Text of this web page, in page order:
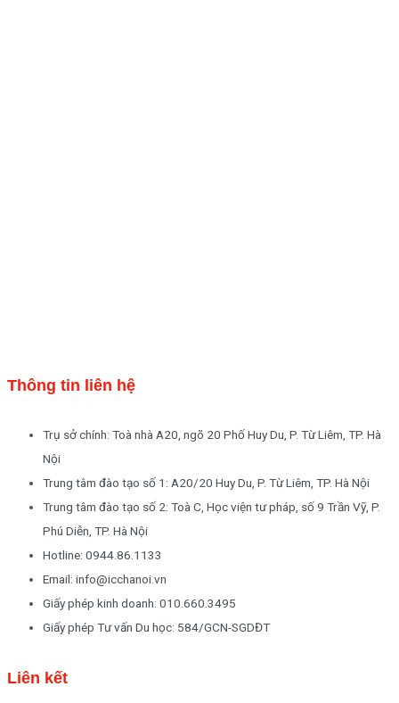
Thông tin liên hệ
Trụ sở chính: Toà nhà A20, ngõ 20 Phố Huy Du, P. Từ Liêm, TP. Hà
Nội
Trung tâm đào tạo số 1: A20/20 Huy Du, P. Từ Liêm, TP. Hà Nội
Trung tâm đào tạo số 2: Toà C, Học viện tư pháp, số 9 Trần Vỹ, P.
Phú Diễn, TP. Hà Nội
Hotline: 0944.86.1133
Email: info@icchanoi.vn
Giấy phép kinh doanh: 010.660.3495
Giấy phép Tư vấn Du học: 584/GCN-SGDĐT
Liên kết